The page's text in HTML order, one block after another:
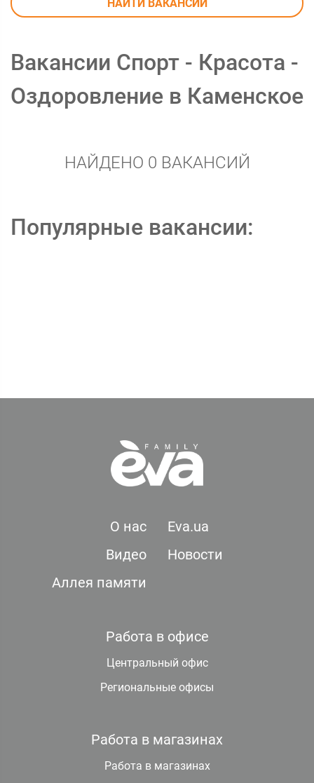
НАЙТИ ВАКАНСИИ
Вакансии Спорт - Красота -
Оздоровление в Каменское
НАЙДЕНО 0 ВАКАНСИЙ
Популярные вакансии:
О нас
Eva.ua
Видео
Новости
Аллея памяти
Работа в офисе
Центральный офис
Региональные офисы
Работа в магазинах
Работа в магазинах